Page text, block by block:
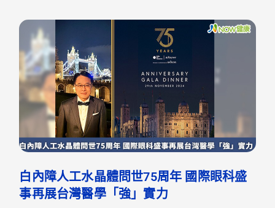
白內障人工水晶體問世75周年 國際眼科盛
事再展台灣醫學「強」實力